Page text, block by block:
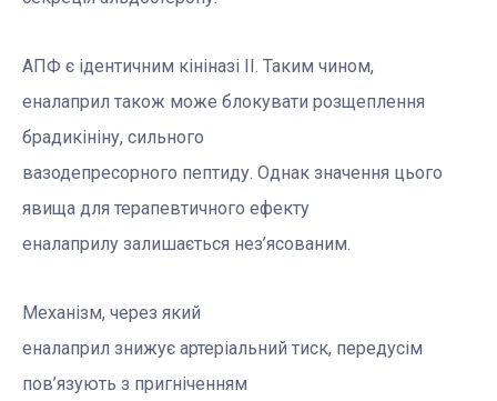
АПФ є ідентичним кініназі II. Таким чином,
еналаприл також може блокувати розщеплення
брадикініну, сильного
вазодепресорного пептиду. Однак значення цього
явища для терапевтичного ефекту
еналаприлу залишається нез’ясованим.
Механізм, через який
еналаприл знижує артеріальний тиск, передусім
пов’язують з пригніченням